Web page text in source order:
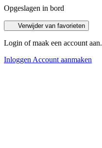
Opgeslagen in bord
Verwijder van favorieten
Login of maak een account aan.
Inloggen Account aanmaken